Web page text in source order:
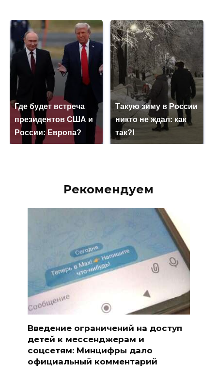
Где будет встреча
президентов США и
России: Европа?
Такую зиму в России
никто не ждал: как
так?!
Рекомендуем
Введение ограничений на доступ
детей к мессенджерам и
соцсетям: Минцифры дало
официальный комментарий